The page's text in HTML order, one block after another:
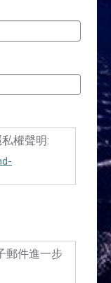
權聲明:
郵件進一步